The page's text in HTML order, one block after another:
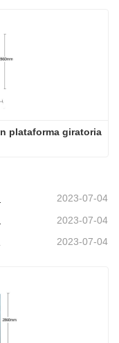
plataforma giratoria
2023-07-04
2023-07-04
2023-07-04